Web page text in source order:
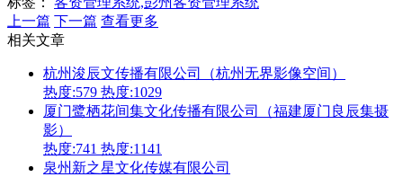
上一篇 下一篇 查看更多
相关文章
杭州浚辰文传播有限公司（杭州无界影像空间）
热度:579 热度:1029
厦门鹭栖花间集文化传播有限公司（福建厦门良辰集摄
影）
热度:741 热度:1141
泉州新之星文化传媒有限公司